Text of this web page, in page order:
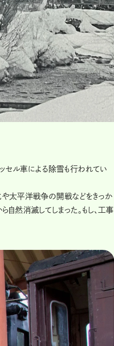
セル車による除雪も行われてい
太平洋戦争の開戦などをきっか
然消滅してしまった。もし、工事